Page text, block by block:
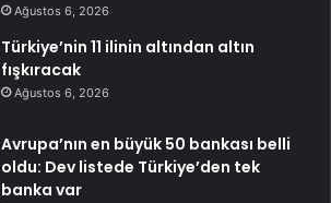
Ağustos 6, 2026
Türkiye’nin 11 ilinin altından altın
fışkıracak
Ağustos 6, 2026
Avrupa’nın en büyük 50 bankası belli
oldu: Dev listede Türkiye’den tek
banka var